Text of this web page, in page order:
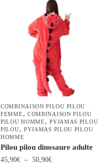
80,90€
la
page
du
produit
COMBINAISON PILOU PILOU
FEMME, COMBINAISON PILOU
PILOU HOMME,PYJAMAS PILOU
PILOU, PYJAMAS PILOU PILOU
HOMME
Pilou pilou dinosaure adulte
45,90€ – 50,90€Plage